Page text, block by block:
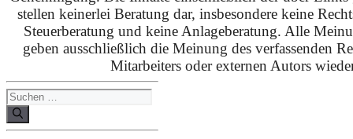
stellen keinerlei Beratung dar, insbesondere keine
Steuerberatung und keine Anlageberatung. Alle
geben ausschließlich die Meinung des verfassenden
Mitarbeiters oder externen Autors
Suchen
nach: